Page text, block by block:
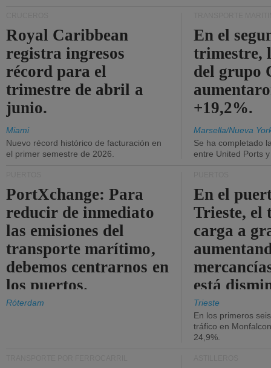
Royal Caribbean
registra ingresos
récord para el
trimestre de abril a
junio.
Miami
Nuevo récord histórico de facturación en
el primer semestre de 2026.
En el
trimestre,
del grupo
+19,2%.
Marsella/Nueva
Se ha completado
entre United Ports
PortXchange: Para
reducir de inmediato
las emisiones del
transporte marítimo,
debemos centrarnos en
los puertos.
Róterdam
En el
Trieste, el
carga a
está
Trieste
En los primeros
tráfico en
24,9%.